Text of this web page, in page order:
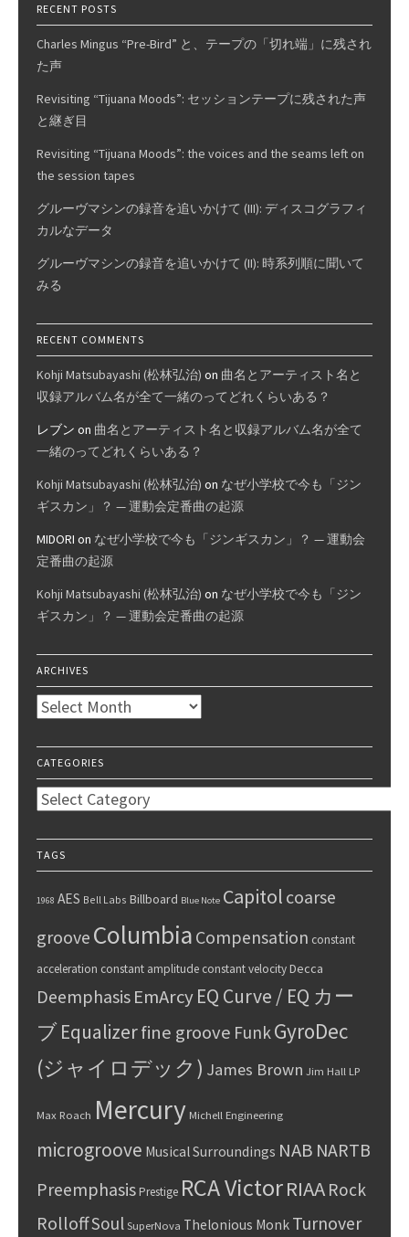
RECENT POSTS
Charles Mingus “Pre-Bird” と、テープの「切れ端」に残され
た声
Revisiting “Tijuana Moods”: セッションテープに残された声
と継ぎ目
Revisiting “Tijuana Moods”: the voices and the seams left on
the session tapes
グルーヴマシンの録音を追いかけて (III): ディスコグラフィ
カルなデータ
グルーヴマシンの録音を追いかけて (II): 時系列順に聞いて
みる
RECENT COMMENTS
Kohji Matsubayashi (松林弘治) on 曲名とアーティスト名と
収録アルバム名が全て一緒のってどれくらいある？
レブン on 曲名とアーティスト名と収録アルバム名が全て
一緒のってどれくらいある？
Kohji Matsubayashi (松林弘治) on なぜ小学校で今も「ジン
ギスカン」？ — 運動会定番曲の起源
MIDORI on なぜ小学校で今も「ジンギスカン」？ — 運動会
定番曲の起源
Kohji Matsubayashi (松林弘治) on なぜ小学校で今も「ジン
ギスカン」？ — 運動会定番曲の起源
ARCHIVES
Archives
CATEGORIES
Categories
TAGS
1968 AES Bell Labs Billboard Blue Note Capitol coarse
groove Columbia Compensation constant
acceleration constant amplitude constant velocityDecca
Deemphasis EmArcyEQ Curve / EQ カー
ブEqualizerfine groove FunkGyroDec
(ジャイロデック) James Brown Jim Hall LP
Max Roach Mercury Michell Engineering
microgroove Musical Surroundings NAB NARTB
PreemphasisPrestige RCA VictorRIAA Rock
RolloffSoul SuperNova Thelonious Monk Turnover